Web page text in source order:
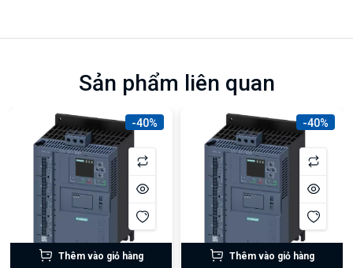
Sản phẩm liên quan
-40%
Thêm vào giỏ hàng
-40%
Thêm vào giỏ hàng